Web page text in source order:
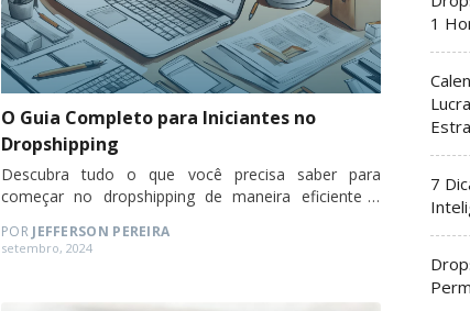
O Guia Completo para Iniciantes no
Dropshipping
Descubra tudo o que você precisa saber para
começar no dropshipping de maneira eficiente e
POR JEFFERSON PEREIRA
Posted
setembro, 2024
1
7